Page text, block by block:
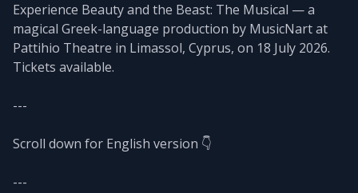
Experience Beauty and the Beast: The Musical — a
magical Greek-language production by MusicNart at
Pattihio Theatre in Limassol, Cyprus, on 18 July 2026.
Tickets available.
---
Scroll down for English version 👇
---